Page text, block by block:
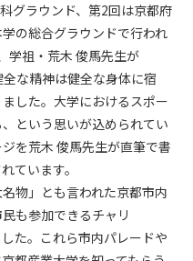
グラウンド、第2回は京都府
の総合グラウンドで行われ
学祖・荒木 俊馬先生が
な精神は健全な身体に宿
した。大学におけるスポー
という思いが込められてい
を荒木 俊馬先生が直筆で書
ています。
物」とも言われた京都市内
も参加できるチャリ
た。これら市内パレードや